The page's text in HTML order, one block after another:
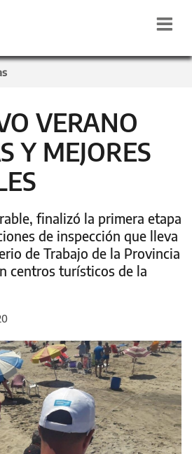
VERANO
Y MEJORES
finalizó la primera etapa
de inspección que lleva
de Trabajo de la Provincia
centros turísticos de la